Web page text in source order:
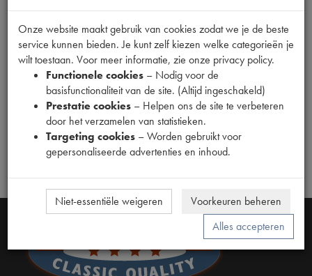
Energieweg
77
2382 NH Zoeterwoude
sales@ctaservice.nl
Tel: 0031-(0)71 - 541 9450
Fax: 0031-(0)71 - 541 9628
Wij zijn geopend van maandag t/m donderdag van 08.00 tot
17.00 uur en op vrijdag van 08.00 tot 15.30 uur.
Onze website maakt gebruik van cookies zodat we je de beste
service kunnen bieden. Je kunt zelf kiezen welke categorieën je
wilt toestaan. Voor meer informatie, zie onze privacy policy.
Functionele cookies – Nodig voor de
basisfunctionaliteit van de site. (Altijd ingeschakeld)
Prestatie cookies – Helpen ons de site te verbeteren
door het verzamelen van statistieken.
Targeting cookies – Worden gebruikt voor
gepersonaliseerde advertenties en inhoud.
Niet-essentiële weigeren
Voorkeuren beheren
Alles accepteren